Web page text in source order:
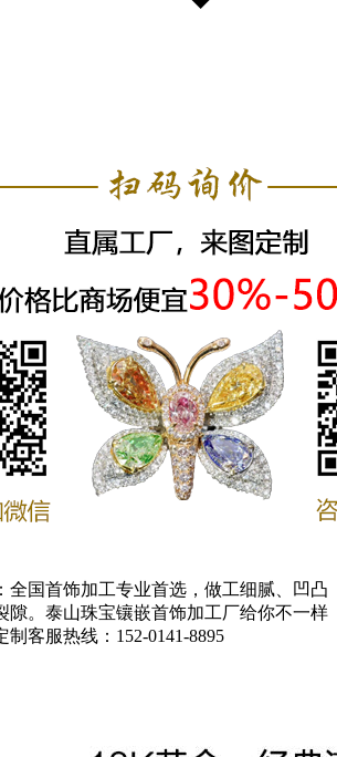
全国首饰加工专业首选，做工细腻、凹凸
隙。泰山珠宝镶嵌首饰加工厂给你不一样
客服热线：152-0141-8895